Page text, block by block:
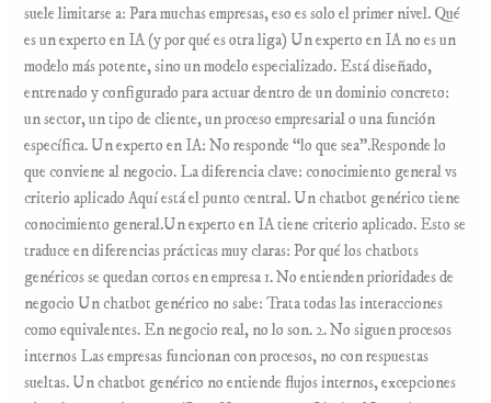
suele limitarse a: Para muchas empresas, eso es solo el primer nivel. Qué
es un experto en IA (y por qué es otra liga) Un experto en IA no es un
modelo más potente, sino un modelo especializado. Está diseñado,
entrenado y configurado para actuar dentro de un dominio concreto:
un sector, un tipo de cliente, un proceso empresarial o una función
específica. Un experto en IA: No responde “lo que sea”.Responde lo
que conviene al negocio. La diferencia clave: conocimiento general vs
criterio aplicado Aquí está el punto central. Un chatbot genérico tiene
conocimiento general.Un experto en IA tiene criterio aplicado. Esto se
traduce en diferencias prácticas muy claras: Por qué los chatbots
genéricos se quedan cortos en empresa 1. No entienden prioridades de
negocio Un chatbot genérico no sabe: Trata todas las interacciones
como equivalentes. En negocio real, no lo son. 2. No siguen procesos
internos Las empresas funcionan con procesos, no con respuestas
sueltas. Un chatbot genérico no entiende flujos internos, excepciones